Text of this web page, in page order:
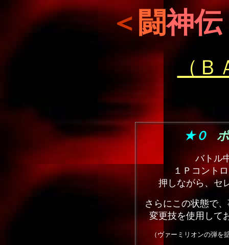
＜闘神伝
（
★０
バトル
１Ｐコント
押しながら、セ
さらにこの状態で
変更技を使用して
（ヴァーミリオンの弾